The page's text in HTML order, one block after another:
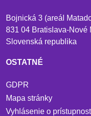
Bojnická 3 (areál
831 04 Bratislava-Nové
Slovenská republika
OSTATNÉ
GDPR
Mapa stránky
Vyhlásenie o